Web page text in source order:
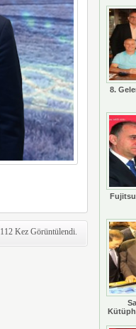
112 Kez Görüntülendi.
8.
Fujitsu